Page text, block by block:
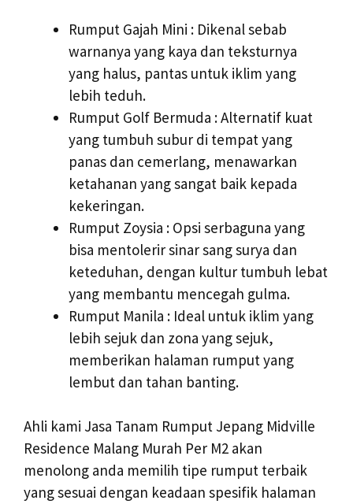
Rumput Gajah Mini : Dikenal sebab
warnanya yang kaya dan teksturnya
yang halus, pantas untuk iklim yang
lebih teduh.
Rumput Golf Bermuda : Alternatif kuat
yang tumbuh subur di tempat yang
panas dan cemerlang, menawarkan
ketahanan yang sangat baik kepada
kekeringan.
Rumput Zoysia : Opsi serbaguna yang
bisa mentolerir sinar sang surya dan
keteduhan, dengan kultur tumbuh lebat
yang membantu mencegah gulma.
Rumput Manila : Ideal untuk iklim yang
lebih sejuk dan zona yang sejuk,
memberikan halaman rumput yang
lembut dan tahan banting.
Ahli kami Jasa Tanam Rumput Jepang Midville
Residence Malang Murah Per M2 akan
menolong anda memilih tipe rumput terbaik
yang sesuai dengan keadaan spesifik halaman